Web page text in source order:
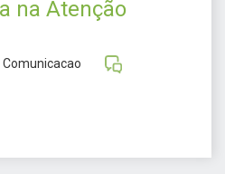
na Atenção
Comunicacao